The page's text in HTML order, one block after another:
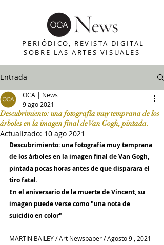
PERIÓDICO, REVISTA DIGITAL
SOBRE LAS ARTES VISUALES
Entrada
Descubrimiento: una fotografía muy temprana de los
árboles en la imagen final de Van Gogh, pintada.
OCA | News
9 ago 2021
Actualizado: 10 ago 2021
Descubrimiento: una fotografía muy temprana
de los árboles en la imagen final de Van Gogh,
pintada pocas horas antes de que disparara el
tiro fatal.
En el aniversario de la muerte de Vincent, su
imagen puede verse como "una nota de
suicidio en color"
MARTIN BAILEY / Art Newspaper / Agosto 9 , 2021